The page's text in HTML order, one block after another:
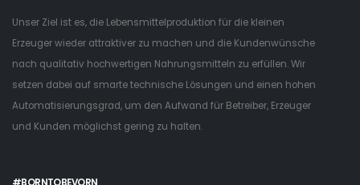
Unser Ziel ist es, die Lebensmittelproduktion für die kleinen
Erzeuger wieder attraktiver zu machen und die Kundenwünsche
nach qualitativ hochwertigen Nahrungsmitteln zu erfüllen. Wir
setzen dabei auf smarte technische Lösungen und einen hohen
Automatisierungsgrad, um den Aufwand für Betreiber, Erzeuger
und Kunden möglichst gering zu halten.